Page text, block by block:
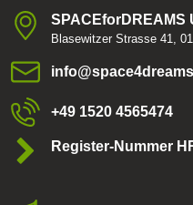
SPACEforDREAMS
Blasewitzer Strasse 41,
+49 1520 4565474
Register-Nummer